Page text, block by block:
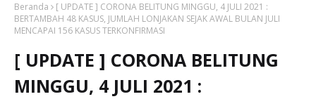
Beranda
[ UPDATE ] CORONA BELITUNG MINGGU, 4 JULI 2021 :
BERTAMBAH 48 KASUS, JUMLAH LONJAKAN SEJAK AWAL BULAN JULI
MENCAPAI 156 KASUS TERKONFIRMASI
[ UPDATE ] CORONA BELITUNG
MINGGU, 4 JULI 2021 :